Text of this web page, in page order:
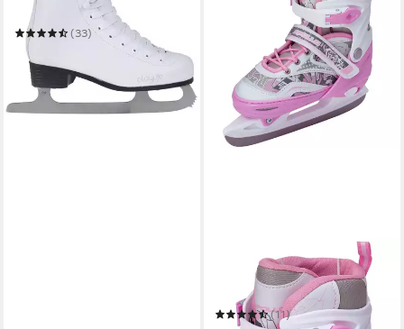
Playlife
(33)
58,99 €
-11%
in 6-8 Werktagen bei dir
Schlittschuhe Schlittschuhe
größenverstellbar Ice Skates
X-Pro
(11)